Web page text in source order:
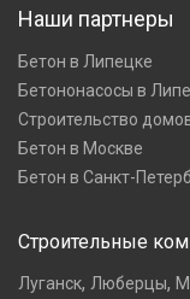
Наши партнеры
Бетон в Липецке
Бетононасосы в
Строительство
Бетон в Москве
Бетон в Санкт-
Строительные
Луганск, Люберцы,